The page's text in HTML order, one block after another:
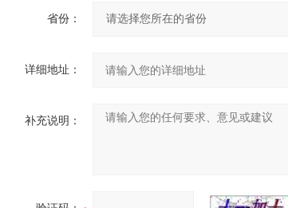
省份：
详细地址：
补充说明：